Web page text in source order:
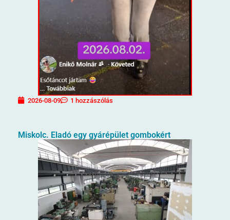
2026-08-09 1 hozzászólás
Miskolc. Eladó egy gyárépület gombokért